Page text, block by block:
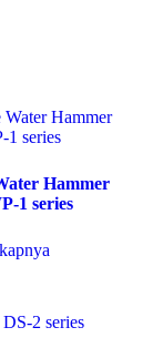
Hammer
1 series